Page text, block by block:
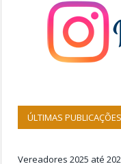
ÚLTIMAS PUBLICAÇÕES
Vereadores 2025 até